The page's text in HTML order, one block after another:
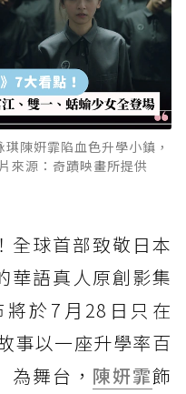
陳姸霏陷血色升學小鎮，
來源：奇蹟映畫所提供
全球首部致敬日本
華語真人原創影集
於7月28日只在
事以一座升學率百
為舞台， 陳姸霏飾